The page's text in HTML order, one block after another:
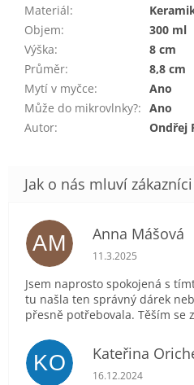
Materiál:
Objem:
300 ml
Výška:
8 cm
Průměr:
8,8 cm
Mytí v myčce:
Ano
Může do mikrovlnky?: Ano
Autor: Ondřej
AM Anna Mášová
Hodnocení
11.3.2025
Jsem naprosto spokojená s
tu našla ten správný dárek
přesně potřebovala. Těším se
KO Kateřina
Hodnocení
16.12.2024